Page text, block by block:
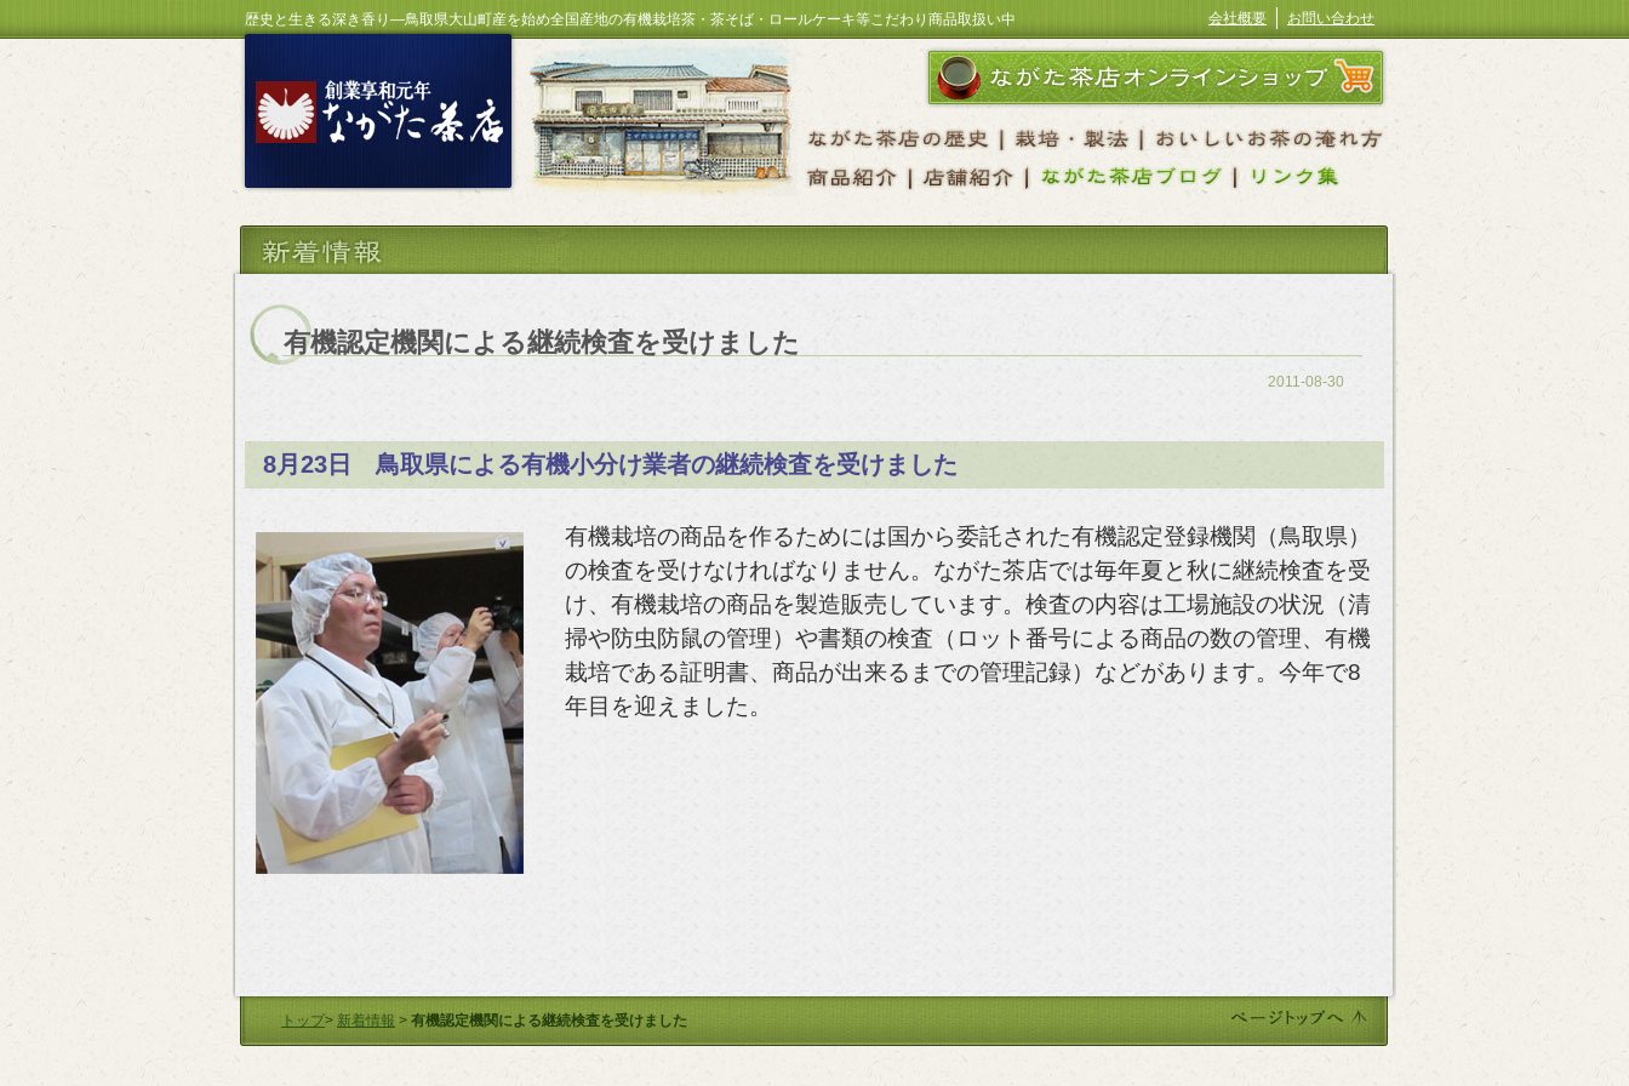
歴史と生きる深き香り―鳥取県大山町産を始め全国産地の有機栽培茶・茶そば・ロールケーキ等こだわり商品取扱い中 お問い合わせ
会社概要
有機認定機関による継続検査を受けました
2011-08-30
8月23日 鳥取県による有機小分け業者の継続検査を受けました
有機栽培の商品を作るためには国から委託された有機認定登録機関（鳥取県）
の検査を受けなければなりません。ながた茶店では毎年夏と秋に継続検査を受
け、有機栽培の商品を製造販売しています。検査の内容は工場施設の状況（清
掃や防虫防鼠の管理）や書類の検査（ロット番号による商品の数の管理、有機
栽培である証明書、商品が出来るまでの管理記録）などがあります。今年で8
年目を迎えました。
トップ> 新着情報 > 有機認定機関による継続検査を受けました